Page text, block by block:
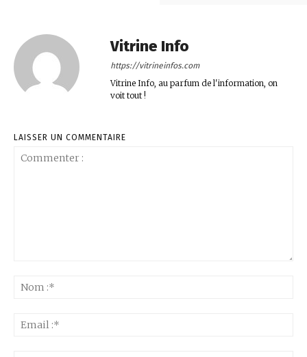
Vitrine Info
https://vitrineinfos.com
Vitrine Info, au parfum de l'information, on
voit tout !
LAISSER UN COMMENTAIRE